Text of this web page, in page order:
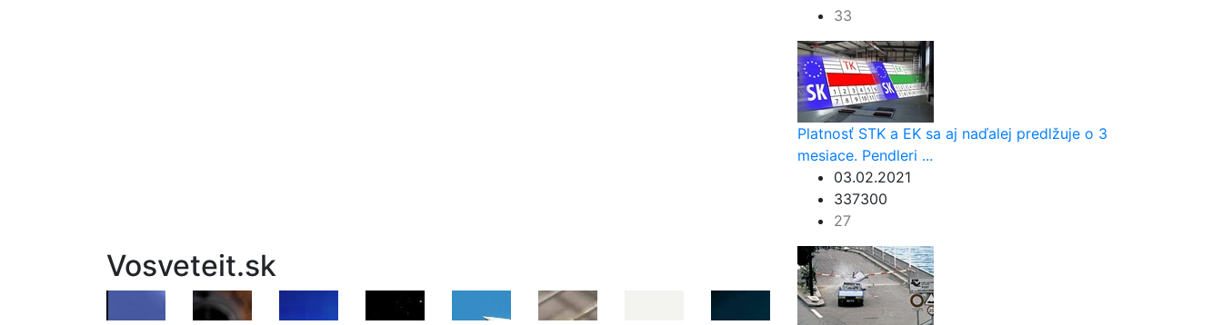
Vosveteit.sk
33
Platnosť STK a EK sa aj naďalej predlžuje o 3
mesiace. Pendleri ...
03.02.2021
337300
27